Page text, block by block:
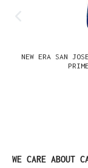
NEW ERA SAN
Produktgalerie
WE CARE ABOUT